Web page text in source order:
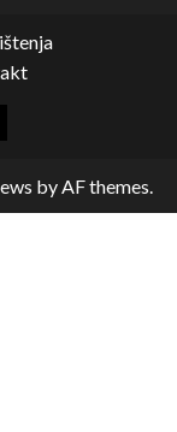
by AF themes.